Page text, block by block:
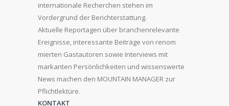
internationale Recherchen stehen im
Vordergrund der Berichterstattung.
Aktuelle Reportagen über branchenrelevante
Ereignisse, interessante Beiträge von renom
mierten Gastautoren sowie Interviews mit
markanten Persönlichkeiten und wissenswerte
News machen den MOUNTAIN MANAGER zur
Pflichtlektüre.
KONTAKT